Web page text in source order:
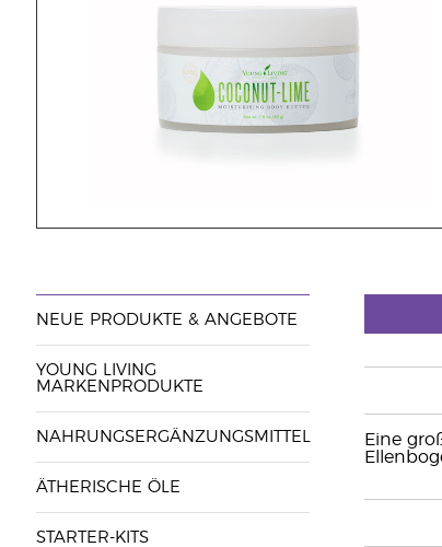
NEUE PRODUKTE & ANGEBOTE
YOUNG LIVING
MARKENPRODUKTE
NAHRUNGSERGÄNZUNGSMITTEL
ÄTHERISCHE ÖLE
STARTER-KITS
Eine